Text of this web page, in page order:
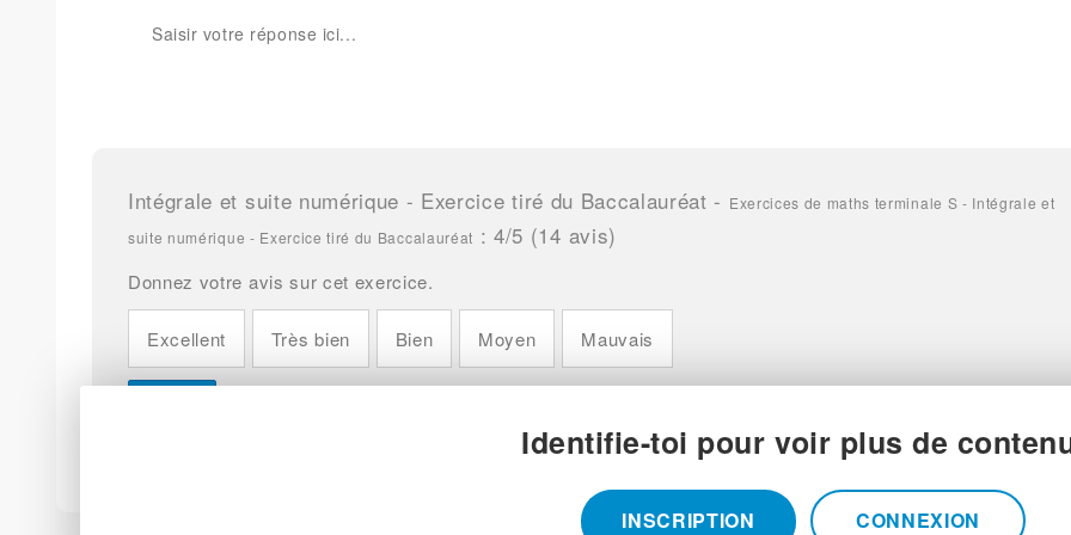
Intégrale et suite numérique - Exercice tiré du Baccalauréat - Exercices de maths terminale S - Intégrale et
suite numérique - Exercice tiré du Baccalauréat :4/5 (14 avis)
Donnez votre avis sur cet exercice.
Excellent Très bien Bien Moyen Mauvais
Identifie-toi pour voir plus de
INSCRIPTION CONNEXION